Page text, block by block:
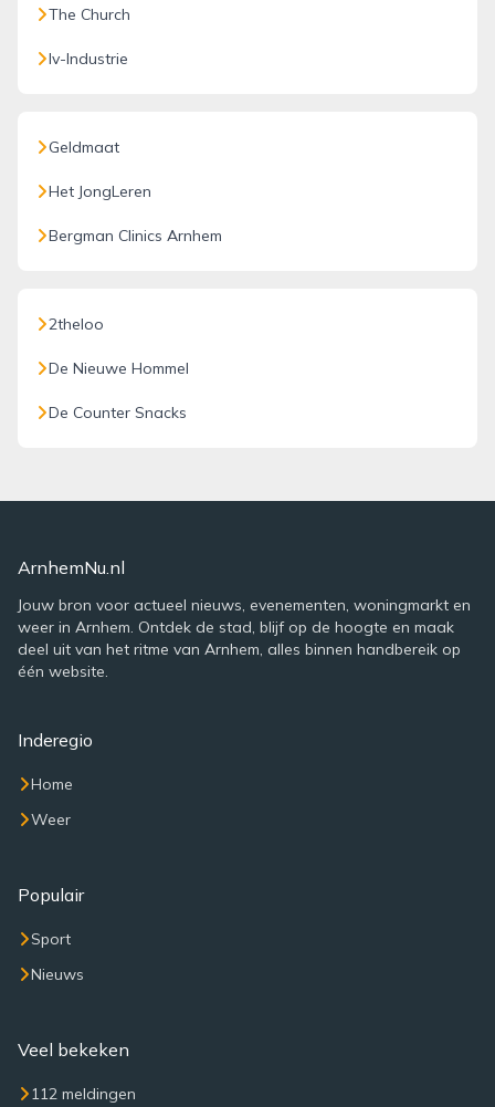
The Church
Iv-Industrie
Geldmaat
Het JongLeren
Bergman Clinics Arnhem
2theloo
De Nieuwe Hommel
De Counter Snacks
ArnhemNu.nl
Jouw bron voor actueel nieuws, evenementen, woningmarkt en
weer in Arnhem. Ontdek de stad, blijf op de hoogte en maak
deel uit van het ritme van Arnhem, alles binnen handbereik op
één website.
Inderegio
Home
Weer
Populair
Sport
Nieuws
Veel bekeken
112 meldingen